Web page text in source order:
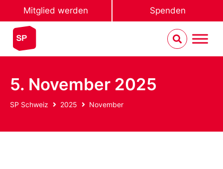
Mitglied werden Spenden
5. November 2025
SP Schweiz 2025 November